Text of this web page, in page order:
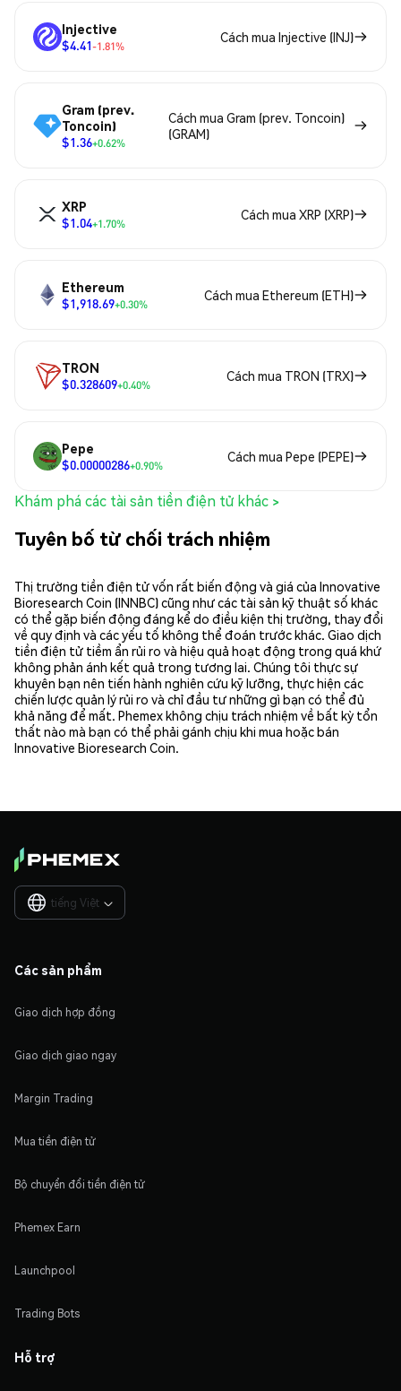
Injective
$4.41-1.81%
Cách mua Injective (INJ)
Gram (prev.
Toncoin)
$1.36+0.62%
Cách mua Gram (prev. Toncoin)
(GRAM)
XRP
$1.04+1.70%
Cách mua XRP (XRP)
Ethereum
$1,918.69+0.30%
Cách mua Ethereum (ETH)
TRON
$0.328609+0.40%
Cách mua TRON (TRX)
Pepe
$0.00000286+0.90%
Cách mua Pepe (PEPE)
Khám phá các tài sản tiền điện tử khác >
Tuyên bố từ chối trách nhiệm
Thị trường tiền điện tử vốn rất biến động và giá của Innovative
Bioresearch Coin (INNBC) cũng như các tài sản kỹ thuật số khác
có thể gặp biến động đáng kể do điều kiện thị trường, thay đổi
về quy định và các yếu tố không thể đoán trước khác. Giao dịch
tiền điện tử tiềm ẩn rủi ro và hiệu quả hoạt động trong quá khứ
không phản ánh kết quả trong tương lai. Chúng tôi thực sự
khuyên bạn nên tiến hành nghiên cứu kỹ lưỡng, thực hiện các
chiến lược quản lý rủi ro và chỉ đầu tư những gì bạn có thể đủ
khả năng để mất. Phemex không chịu trách nhiệm về bất kỳ tổn
thất nào mà bạn có thể phải gánh chịu khi mua hoặc bán
Innovative Bioresearch Coin.
tiếng Việt 
Các sản phẩm
Giao dịch hợp đồng
Giao dịch giao ngay
Margin Trading
Mua tiền điện tử
Bộ chuyển đổi tiền điện tử
Phemex Earn
Launchpool
Trading Bots
Hỗ trợ